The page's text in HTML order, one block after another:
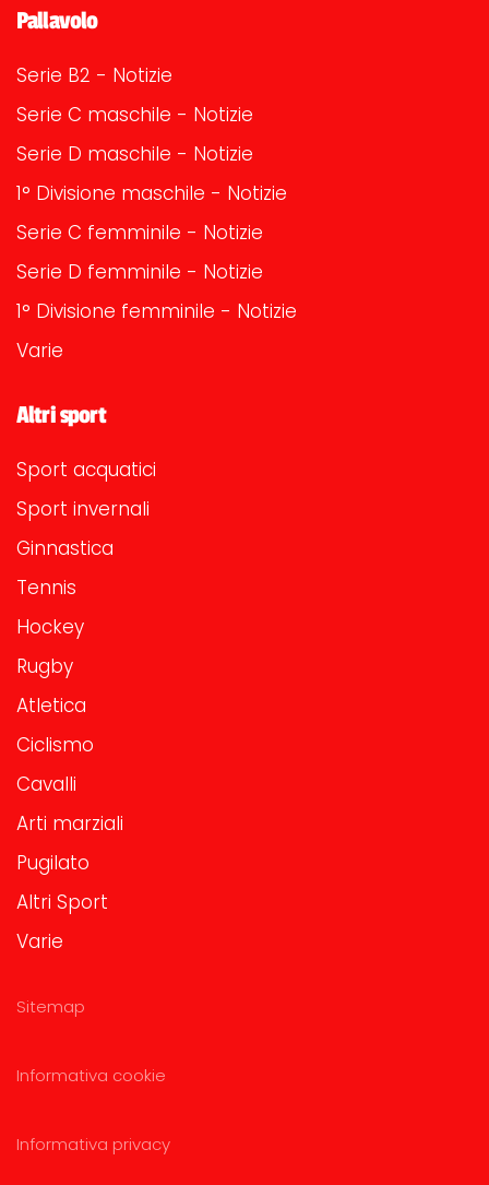
Pallavolo
Serie B2 - Notizie
Serie C maschile - Notizie
Serie D maschile - Notizie
1° Divisione maschile - Notizie
Serie C femminile - Notizie
Serie D femminile - Notizie
1° Divisione femminile - Notizie
Varie
Altri sport
Sport acquatici
Sport invernali
Ginnastica
Tennis
Hockey
Rugby
Atletica
Ciclismo
Cavalli
Arti marziali
Pugilato
Altri Sport
Varie
Sitemap
Informativa cookie
Informativa privacy